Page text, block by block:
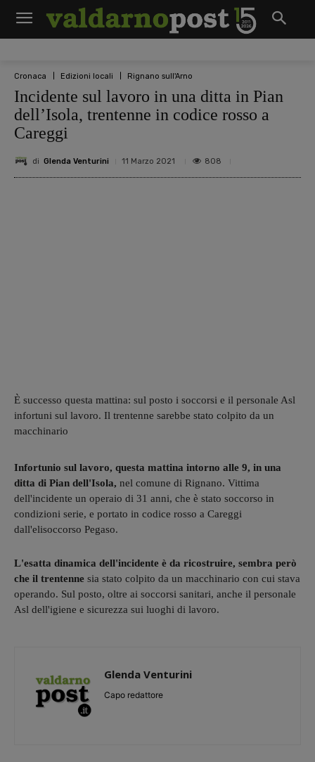
Cronaca Edizioni locali Rignano sull'Arno
Incidente sul lavoro in una ditta in Pian
dell’Isola, trentenne in codice rosso a
Careggi
di Glenda Venturini 11 Marzo 2021 808
È successo questa mattina: sul posto i soccorsi e il personale Asl
infortuni sul lavoro. Il trentenne sarebbe stato colpito da un
macchinario
Infortunio sul lavoro, questa mattina intorno alle 9, in una
ditta di Pian dell'Isola, nel comune di Rignano. Vittima
dell'incidente un operaio di 31 anni, che è stato soccorso in
condizioni serie, e portato in codice rosso a Careggi
dall'elisoccorso Pegaso.
L'esatta dinamica dell'incidente è da ricostruire, sembra però
che il trentenne sia stato colpito da un macchinario con cui stava
operando. Sul posto, oltre ai soccorsi sanitari, anche il personale
Asl dell'igiene e sicurezza sui luoghi di lavoro.
Glenda Venturini
Capo redattore